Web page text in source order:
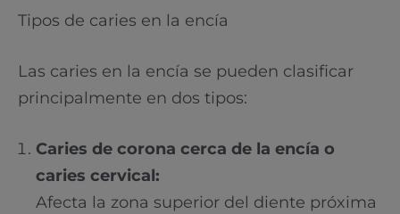
Tipos de caries en la encía
Las caries en la encía se pueden clasificar
principalmente en dos tipos:
Caries de corona cerca de la encía o
caries cervical:
Afecta la zona superior del diente próxima